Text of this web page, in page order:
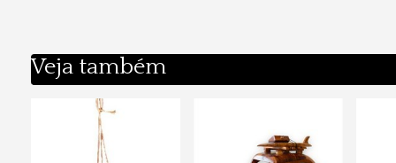
Veja também